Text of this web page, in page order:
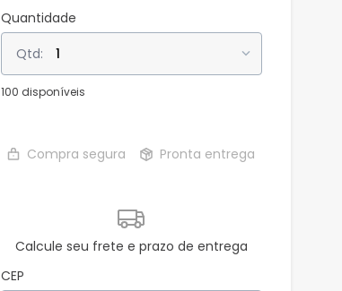
Quantidade
1
100 disponíveis
Compra segura Pronta entrega
Calcule seu frete e prazo de entrega
CEP